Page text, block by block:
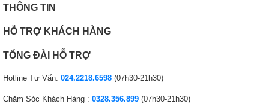
THÔNG TIN
HỖ TRỢ KHÁCH HÀNG
TỔNG ĐÀI HỖ TRỢ
Hotline Tư Vấn: 024.2218.6598 (07h30-21h30)
Chăm Sóc Khách Hàng : 0328.356.899 (07h30-21h30)